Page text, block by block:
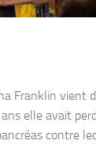
Franklin vient
elle avait
contre